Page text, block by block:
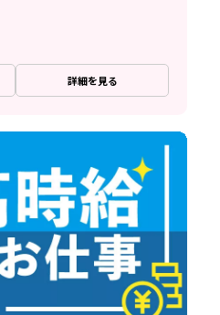
詳細を見る